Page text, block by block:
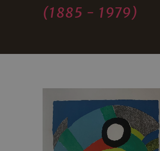
(1885 - 1979)